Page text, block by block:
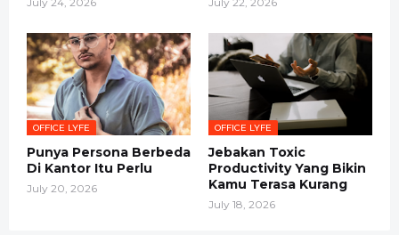
OFFICE LYFE
Punya Persona Berbeda
Di Kantor Itu Perlu
July 20, 2026
OFFICE LYFE
Jebakan Toxic
Productivity Yang Bikin
Kamu Terasa Kurang
July 18, 2026